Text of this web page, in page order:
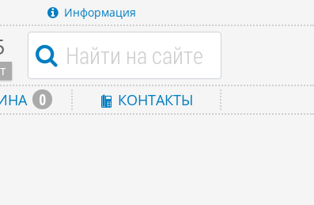
Информация
0 КОНТАКТЫ